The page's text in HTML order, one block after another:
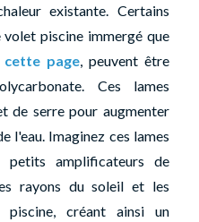
existante. Certains
volet piscine immergé que
cette page , peuvent être
Ces lames
de serre pour augmenter
l'eau. Imaginez ces lames
petits amplificateurs de
rayons du soleil et les
créant ainsi un